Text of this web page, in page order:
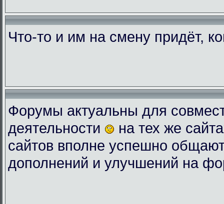
Что-то и им на смену придёт,
Форумы актуальны для
деятельности
на тех же
сайтов вполне успешно
дополнений и улучшений на